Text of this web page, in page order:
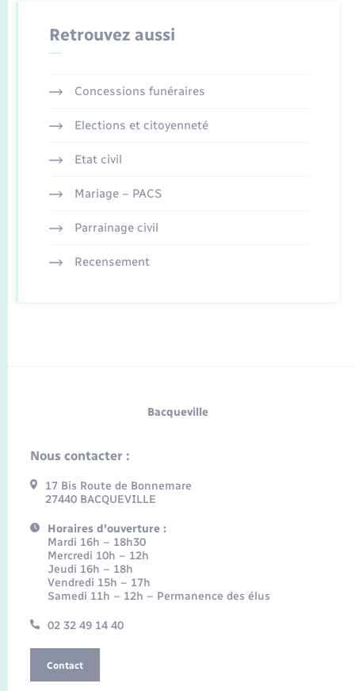
Retrouvez aussi
Concessions funéraires
Elections et citoyenneté
Etat civil
Mariage – PACS
Parrainage civil
Recensement
Bacqueville
Nous contacter :
17 Bis Route de Bonnemare
27440 BACQUEVILLE
Horaires d'ouverture :
Mardi 16h – 18h30
Mercredi 10h – 12h
Jeudi 16h – 18h
Vendredi 15h – 17h
Samedi 11h – 12h – Permanence des élus
02 32 49 14 40
Contact